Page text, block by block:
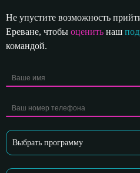
Не упустите возможность
Ереване, чтобы оценить наш
командой.